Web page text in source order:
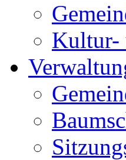
Kultur-